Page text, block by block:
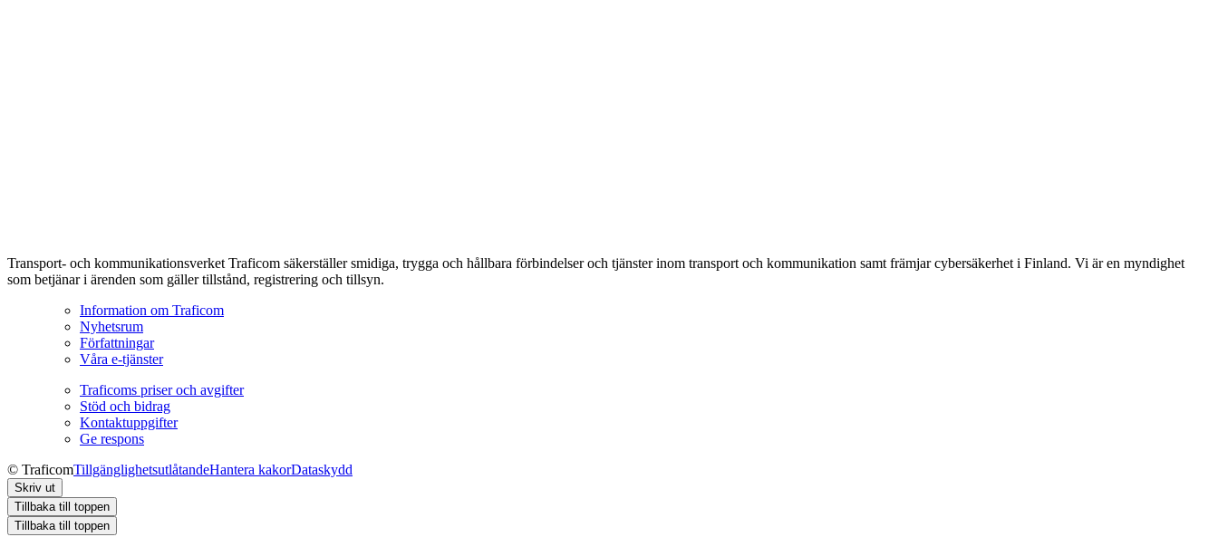
Transport- och kommunikationsverket Traficom säkerställer smidiga, trygga och hållbara förbindelser och tjänster inom transport och kommunikation samt främjar cybersäkerhet i Finland. Vi är en myndighet
som betjänar i ärenden som gäller tillstånd, registrering och tillsyn.
Information om Traficom
Nyhetsrum
Författningar
Våra e-tjänster
Traficoms priser och avgifter
Stöd och bidrag
Kontaktuppgifter
Ge respons
© TraficomTillgänglighetsutlåtandeHantera kakorDataskydd
Skriv ut
Tillbaka till toppen
Tillbaka till toppen